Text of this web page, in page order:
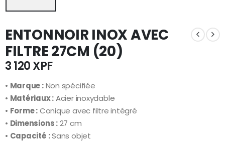
ENTONNOIR INOX AVEC
FILTRE 27CM (20)
3 120XPF
• Marque :Non spécifiée
• Matériaux :Acier inoxydable
• Forme :Conique avec filtre intégré
• Dimensions :27 cm
• Capacité :Sans objet